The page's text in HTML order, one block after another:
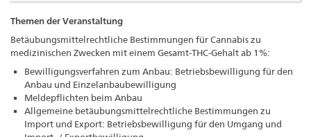
Themen der Veranstaltung
Betäubungsmittelrechtliche Bestimmungen für Cannabis zu
medizinischen Zwecken mit einem Gesamt-THC-Gehalt ab 1%:
Bewilligungsverfahren zum Anbau: Betriebsbewilligung für den
Anbau und Einzelanbaubewilligung
Meldepflichten beim Anbau
Allgemeine betäubungsmittelrechtliche Bestimmungen zu
Import und Export: Betriebsbewilligung für den Umgang und